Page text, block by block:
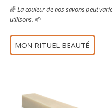
🌈La couleur de nos savons peut
utilisons.🌱
MON RITUEL BEAUTÉ